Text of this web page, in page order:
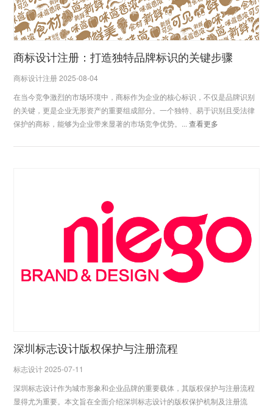
商标设计注册：打造独特品牌标识的关键步骤
商标设计注册 2025-08-04
‌在当今竞争激烈的市场环境中，商标作为企业的核心标识，不仅是品牌识别
的关键，更是企业无形资产的重要组成部分。一个独特、易于识别且受法律
保护的商标，能够为企业带来显著的市场竞争优势。...查看更多
深圳标志设计版权保护与注册流程
标志设计 2025-07-11
深圳标志设计作为城市形象和企业品牌的重要载体，其版权保护与注册流程
显得尤为重要。本文旨在全面介绍深圳标志设计的版权保护机制及注册流